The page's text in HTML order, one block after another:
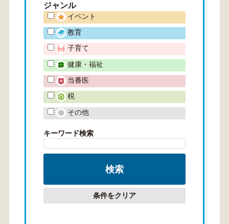
ジャンル
イベント
教育
子育て
健康・福祉
当番医
税
その他
キーワード検索
条件をクリア